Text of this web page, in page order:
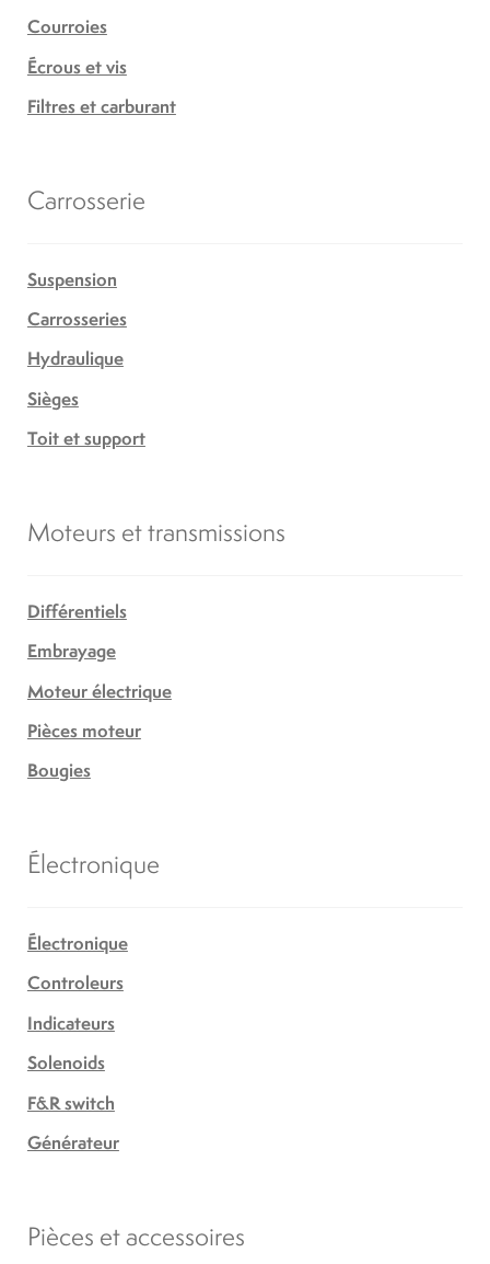
Courroies
Écrous et vis
Filtres et carburant
Carrosserie
Suspension
Carrosseries
Hydraulique
Sièges
Toit et support
Moteurs et transmissions
Différentiels
Embrayage
Moteur électrique
Pièces moteur
Bougies
Électronique
Électronique
Controleurs
Indicateurs
Solenoids
F&R switch
Générateur
Pièces et accessoires